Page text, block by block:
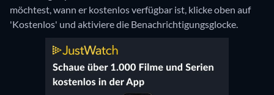
möchtest, wann er kostenlos verfügbar ist, klicke oben auf
'Kostenlos' und aktiviere die Benachrichtigungsglocke.